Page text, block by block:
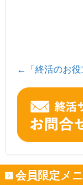
←「終活のお役
会員限定メ